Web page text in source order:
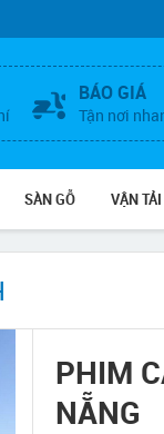
BÁO GIÁ
Tận nơi
SÀN GỖ VẬN TẢI
PHIM
NẴNG